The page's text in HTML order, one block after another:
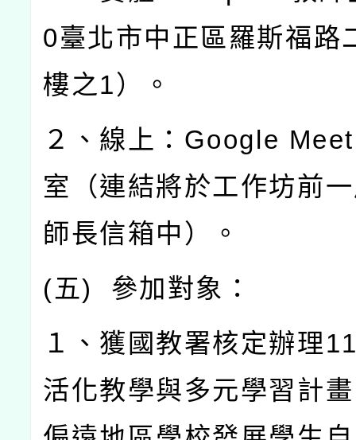
0臺北市中正區羅斯福路
樓之 1）。
２、線上： Google
室（連結將於工作坊前
師長信箱中）。
(五) 參加對象：
１、獲國教署核定辦理
活化教學與多元學習計畫